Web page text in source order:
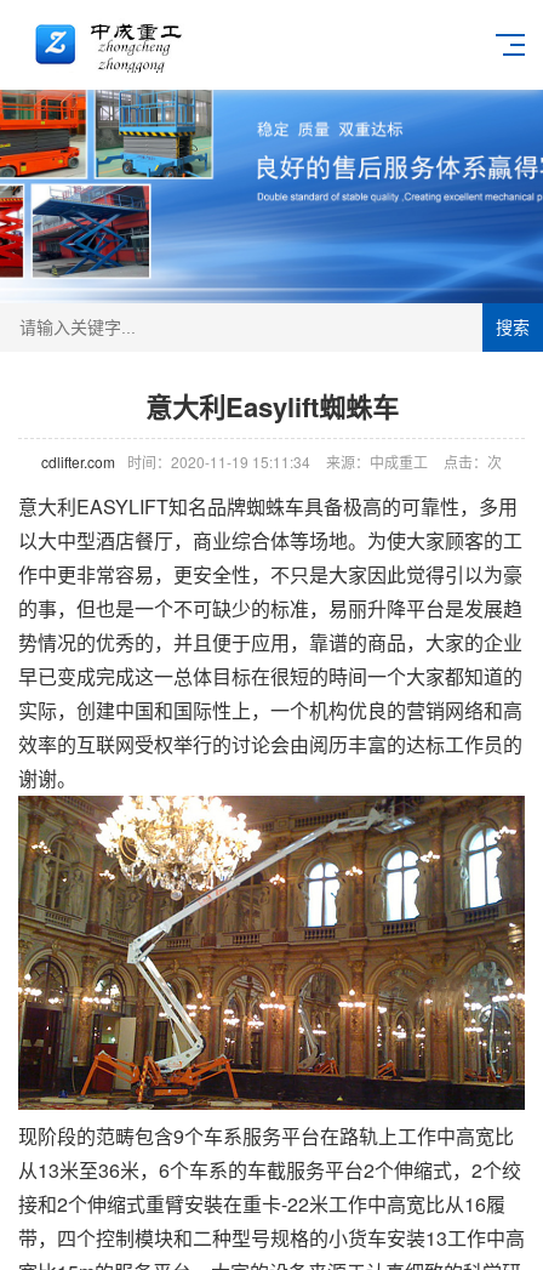
搜索
意大利Easylift蜘蛛车
cdlifter.com 时间：2020-11-19 15:11:34 来源：中成重工 点击： 次
意大利EASYLIFT知名品牌蜘蛛车具备极高的可靠性，多用
以大中型酒店餐厅，商业综合体等场地。为使大家顾客的工
作中更非常容易，更安全性，不只是大家因此觉得引以为豪
的事，但也是一个不可缺少的标准，易丽升降平台是发展趋
势情况的优秀的，并且便于应用，靠谱的商品，大家的企业
早已变成完成这一总体目标在很短的時间一个大家都知道的
实际，创建中国和国际性上，一个机构优良的营销网络和高
效率的互联网受权举行的讨论会由阅历丰富的达标工作员的
谢谢。
现阶段的范畴包含9个车系服务平台在路轨上工作中高宽比
从13米至36米，6个车系的车截服务平台2个伸缩式，2个绞
接和2个伸缩式重臂安裝在重卡-22米工作中高宽比从16履
带，四个控制模块和二种型号规格的小货车安装13工作中高